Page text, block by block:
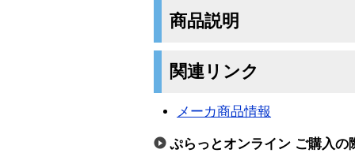
商品説明
関連リンク
メーカ商品情報
ぷらっとオンライン ご購入の